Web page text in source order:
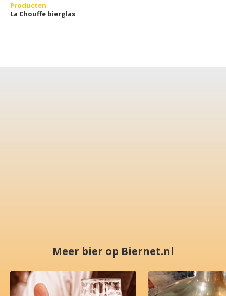
Producten
La Chouffe bierglas
Meer bier op Biernet.nl